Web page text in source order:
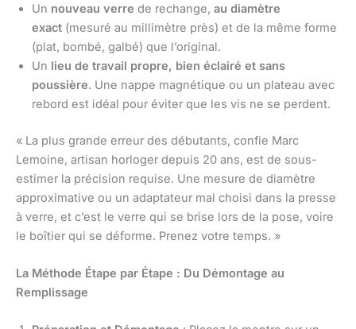
Un nouveau verre de rechange, au diamètre
exact (mesuré au millimètre près) et de la même forme
(plat, bombé, galbé) que l’original.
Un lieu de travail propre, bien éclairé et sans
poussière. Une nappe magnétique ou un plateau avec
rebord est idéal pour éviter que les vis ne se perdent.
« La plus grande erreur des débutants, confie Marc
Lemoine, artisan horloger depuis 20 ans, est de sous-
estimer la précision requise. Une mesure de diamètre
approximative ou un adaptateur mal choisi dans la presse
à verre, et c’est le verre qui se brise lors de la pose, voire
le boîtier qui se déforme. Prenez votre temps. »
La Méthode Étape par Étape : Du Démontage au
Remplissage